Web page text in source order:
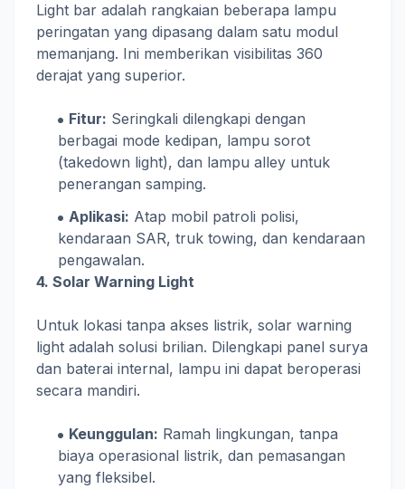
Light bar adalah rangkaian beberapa lampu
peringatan yang dipasang dalam satu modul
memanjang. Ini memberikan visibilitas 360
derajat yang superior.
Fitur: Seringkali dilengkapi dengan
berbagai mode kedipan, lampu sorot
(takedown light), dan lampu alley untuk
penerangan samping.
Aplikasi: Atap mobil patroli polisi,
kendaraan SAR, truk towing, dan kendaraan
pengawalan.
4. Solar Warning Light
Untuk lokasi tanpa akses listrik, solar warning
light adalah solusi brilian. Dilengkapi panel surya
dan baterai internal, lampu ini dapat beroperasi
secara mandiri.
Keunggulan: Ramah lingkungan, tanpa
biaya operasional listrik, dan pemasangan
yang fleksibel.